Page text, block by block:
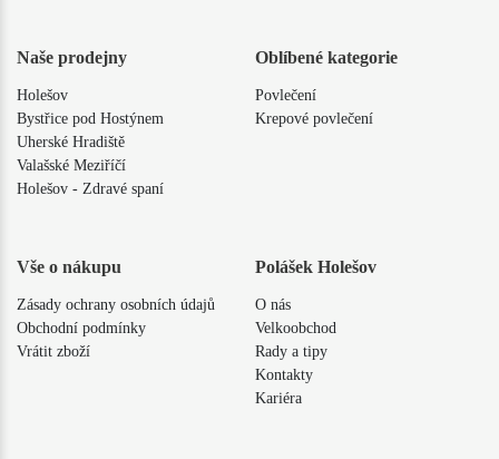
Naše prodejny
Holešov
Bystřice pod Hostýnem
Uherské Hradiště
Valašské Meziříčí
Holešov - Zdravé spaní
Oblíbené kategorie
Povlečení
Krepové povlečení
Vše o nákupu
Zásady ochrany osobních údajů
Obchodní podmínky
Vrátit zboží
Polášek Holešov
O nás
Velkoobchod
Rady a tipy
Kontakty
Kariéra